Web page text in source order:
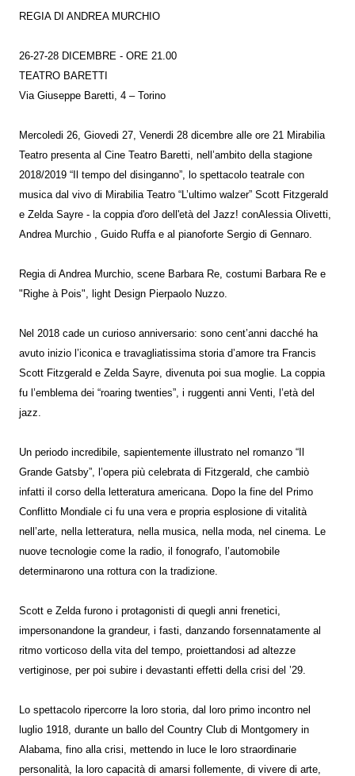
REGIA DI ANDREA MURCHIO
26-27-28 DICEMBRE - ORE 21.00
TEATRO BARETTI
Via Giuseppe Baretti, 4 – Torino
Mercoledi 26, Giovedi 27, Venerdi 28 dicembre alle ore 21 Mirabilia
Teatro presenta al Cine Teatro Baretti, nell’ambito della stagione
2018/2019 “Il tempo del disinganno”, lo spettacolo teatrale con
musica dal vivo di Mirabilia Teatro “L’ultimo walzer” Scott Fitzgerald
e Zelda Sayre - la coppia d'oro dell'età del Jazz! conAlessia Olivetti,
Andrea Murchio , Guido Ruffa e al pianoforte Sergio di Gennaro.
Regia di Andrea Murchio, scene Barbara Re, costumi Barbara Re e
"Righe à Pois", light Design Pierpaolo Nuzzo.
Nel 2018 cade un curioso anniversario: sono cent’anni dacché ha
avuto inizio l’iconica e travagliatissima storia d’amore tra Francis
Scott Fitzgerald e Zelda Sayre, divenuta poi sua moglie. La coppia
fu l’emblema dei “roaring twenties”, i ruggenti anni Venti, l’età del
jazz.
Un periodo incredibile, sapientemente illustrato nel romanzo “Il
Grande Gatsby”, l’opera più celebrata di Fitzgerald, che cambiò
infatti il corso della letteratura americana. Dopo la fine del Primo
Conflitto Mondiale ci fu una vera e propria esplosione di vitalità
nell’arte, nella letteratura, nella musica, nella moda, nel cinema. Le
nuove tecnologie come la radio, il fonografo, l’automobile
determinarono una rottura con la tradizione.
Scott e Zelda furono i protagonisti di quegli anni frenetici,
impersonandone la grandeur, i fasti, danzando forsennatamente al
ritmo vorticoso della vita del tempo, proiettandosi ad altezze
vertiginose, per poi subire i devastanti effetti della crisi del ’29.
Lo spettacolo ripercorre la loro storia, dal loro primo incontro nel
luglio 1918, durante un ballo del Country Club di Montgomery in
Alabama, fino alla crisi, mettendo in luce le loro straordinarie
personalità, la loro capacità di amarsi follemente, di vivere di arte,